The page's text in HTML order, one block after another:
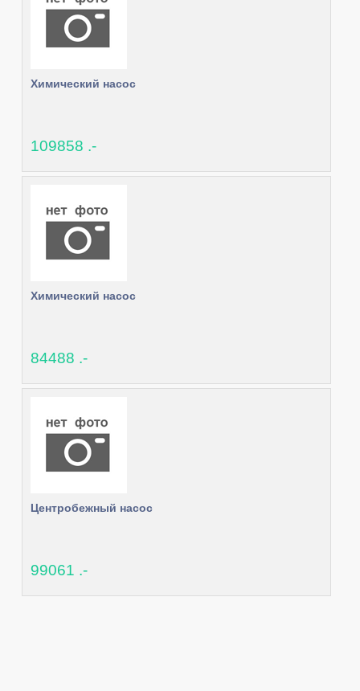
Химический насос
109858 .-
Химический насос
84488 .-
Центробежный насос
99061 .-